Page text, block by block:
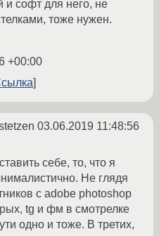
и софт для него, не
тоже нужен.
+00:00
03.06.2019 11:48:56
себе, то, что я
Не глядя
с adobe photoshop
tg и фм в смотрелке
одно и тоже. В третих,